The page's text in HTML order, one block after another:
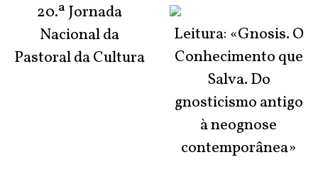
20.ª Jornada
Nacional da
Pastoral da Cultura
Leitura: «Gnosis. O
Conhecimento que
Salva. Do
gnosticismo antigo
à neognose
contemporânea»